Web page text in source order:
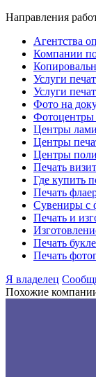
Направления
Агентства
Компании
Услуги
Услуги
Фото на
Фотоцентры
Центры
Центры
Центры
Печать
Где купить
Печать
Сувениры с
Печать и
Печать
Печать
Я владелец
Похожие